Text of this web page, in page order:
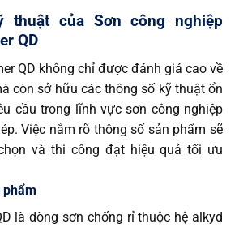
thuật của Sơn công nghiệp
QD
QD không chỉ được đánh giá cao về
còn sở hữu các thông số kỹ thuật ổn
cầu trong lĩnh vực sơn công nghiệp
Việc nắm rõ thông số sản phẩm sẽ
và thi công đạt hiệu quả tối ưu
phẩm
là dòng sơn chống rỉ thuộc hệ alkyd